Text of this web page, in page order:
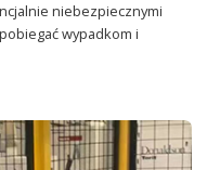
niebezpiecznymi
wypadkom i